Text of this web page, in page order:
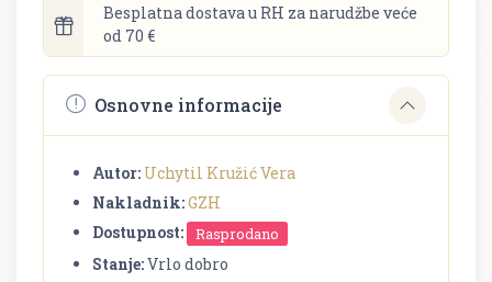
Besplatna dostava u RH za narudžbe veće
od 70 €
Osnovne informacije
Autor: Uchytil Kružić Vera
Nakladnik:GZH
Dostupnost:
Rasprodano
Stanje:Vrlo dobro